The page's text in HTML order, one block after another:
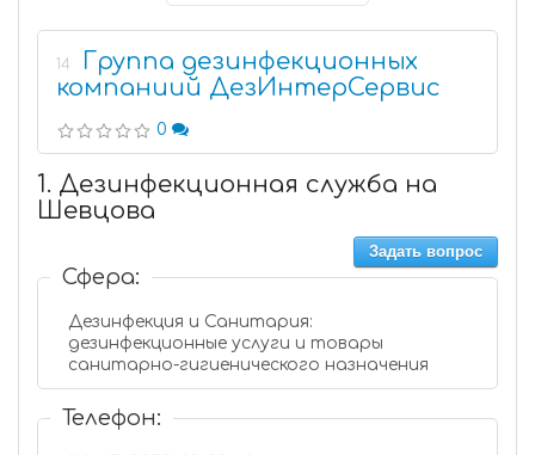
14
Группа дезинфекционных
компаниий ДезИнтерСервис
0
1. Дезинфекционная служба на
Шевцова
Задать вопрос
Сфера:
Дезинфекция и Санитария:
дезинфекционные услуги и товары
санитарно-гигиенического назначения
Телефон: